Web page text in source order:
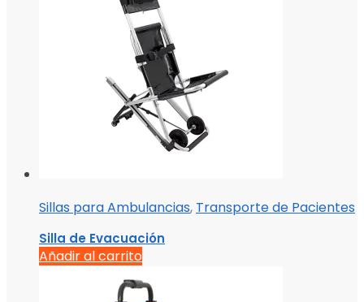
Sillas para Ambulancias, Transporte de Pacientes
Silla de Evacuación
Añadir al carrito